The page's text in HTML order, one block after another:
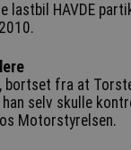
lastbil HAVDE
bortset fra at
selv skulle
Motorstyrelsen.